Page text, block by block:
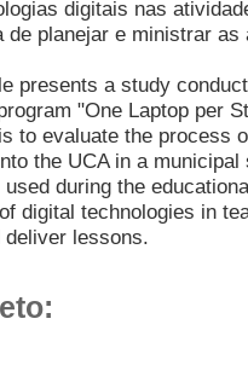
digitais nas
de planejar e ministrar as
presents a study
"One Laptop per
to evaluate the process
the UCA in a
during the
digital technologies in
lessons.